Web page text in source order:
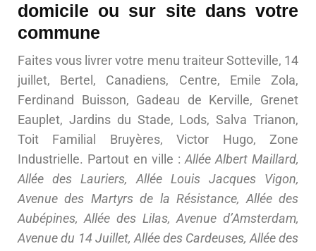
domicile ou sur site dans votre
commune
Faites vous livrer votre menu traiteur Sotteville, 14
juillet, Bertel, Canadiens, Centre, Emile Zola,
Ferdinand Buisson, Gadeau de Kerville, Grenet
Eauplet, Jardins du Stade, Lods, Salva Trianon,
Toit Familial Bruyères, Victor Hugo, Zone
Industrielle. Partout en ville : Allée Albert Maillard,
Allée des Lauriers, Allée Louis Jacques Vigon,
Avenue des Martyrs de la Résistance, Allée des
Aubépines, Allée des Lilas, Avenue d’Amsterdam,
Avenue du 14 Juillet, Allée des Cardeuses, Allée des